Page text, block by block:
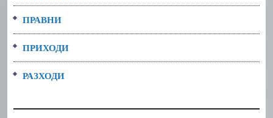
ПРАВНИ
ПРИХОДИ
РАЗХОДИ